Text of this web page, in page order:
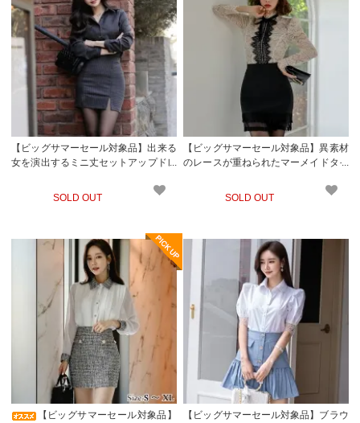
【ビッグサマーセール対象品】出来る
女を演出するミニ丈セットアップドレ
SOLD OUT
【ビッグサマーセール対象品】異素材
のレースが重ねられたマーメイドタイ
レス(キャバドレス・CABARETDRES
SOLD OUT
【ビッグサマーセール対象品】
【ビッグサマーセール対象品】ブラウ